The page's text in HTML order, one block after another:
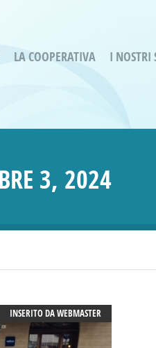
LA COOPERATIVA I NOSTRI
3, 2024
INSERITO DAWEBMASTER